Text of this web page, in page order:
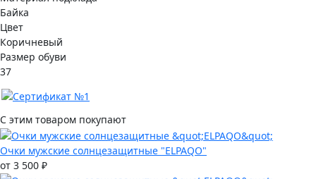
Байка
Цвет
Коричневый
Размер обуви
37
С этим товаром покупают
Очки мужские солнцезащитные "ELPAQO"
от 3 500 ₽